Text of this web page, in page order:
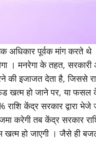
अधिकार पूर्वक मांग करते थे
। मनरेगा के तहत,
की इजाजत देता है, जिससे
खत्म हो जाने पर, या फसल के
केंद्र सरकार द्वारा भेजे